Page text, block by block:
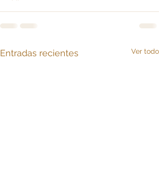
Entradas recientes Ver todo